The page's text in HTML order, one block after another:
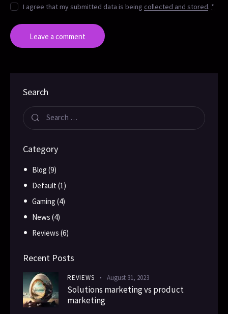
I agree that my submitted data is being collected and stored. *
Search
Category
Blog (9)
Default (1)
Gaming (4)
News (4)
Reviews (6)
Recent Posts
REVIEWS August 31, 2023
Solutions marketing vs product
marketing